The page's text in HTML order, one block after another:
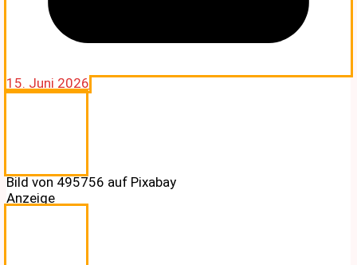
15. Juni 2026
Bild von 495756 auf Pixabay
Anzeige